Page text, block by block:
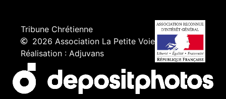
Tribune Chrétienne
2026 Association La Petite Voie
Réalisation : Adjuvans